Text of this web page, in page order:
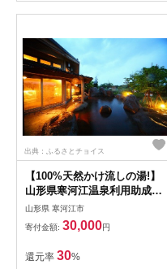
出典：ふるさとチョイス
【100%天然かけ流しの湯!】
山形県寒河江温泉利用助成券
9,000円分（3,000円×3枚）
030-J-OK002
山形県 寒河江市
寄付金額: 30,000円
還元率 30%